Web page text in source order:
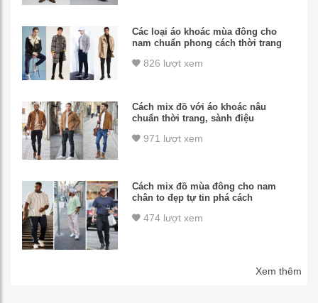
Các loại áo khoác mùa đông cho
nam chuẩn phong cách thời trang
826 lượt xem
Cách mix đồ với áo khoác nâu
chuẩn thời trang, sành điệu
971 lượt xem
Cách mix đồ mùa đông cho nam
chân to đẹp tự tin phá cách
474 lượt xem
Xem thêm